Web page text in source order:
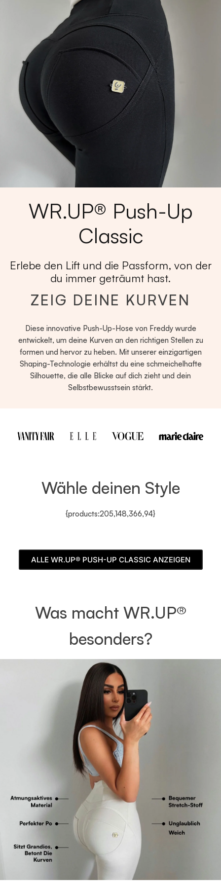
WR.UP® Push-Up
Classic
Erlebe den Lift und die Passform, von der
du immer geträumt hast.
ZEIG DEINE KURVEN
Diese innovative Push-Up-Hose von Freddy wurde
entwickelt, um deine Kurven an den richtigen Stellen zu
formen und hervor zu heben. Mit unserer einzigartigen
Shaping-Technologie erhältst du eine schmeichelhafte
Silhouette, die alle Blicke auf dich zieht und dein
Selbstbewusstsein stärkt.
Wähle deinen Style
{products:205,148,366,94}
ALLE WR.UP® PUSH-UP CLASSIC ANZEIGEN
Was macht WR.UP®
besonders?